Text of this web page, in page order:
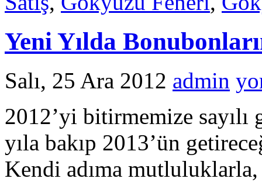
Yeni Yılda
Salı, 25 Ara 2012 admin
2012’yi bitirmemize
yıla bakıp 2013’ün
Kendi adıma